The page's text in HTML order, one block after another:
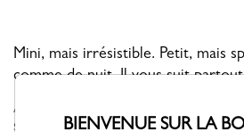
Mini, mais irrésistible. Petit, mais
comme de nuit, Il vous suit
À travers une élégance assumée, Le
s’amuse et trouve naturellement sa
BIENVENUE SUR LA